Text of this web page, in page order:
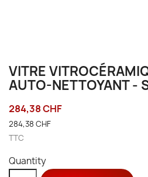
VITRE
AUTO-NETTOYANT -
284,38 CHF
284,38 CHF
TTC
Quantity